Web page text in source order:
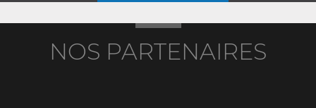
NOS PARTENAIRES